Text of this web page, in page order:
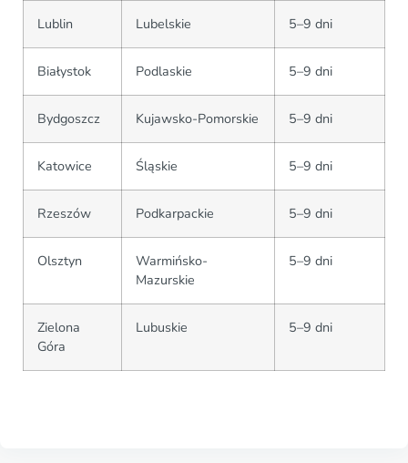
Lublin Lubelskie 5–9 dni
Białystok Podlaskie 5–9 dni
Bydgoszcz Kujawsko-Pomorskie 5–9 dni
Katowice Śląskie 5–9 dni
Rzeszów Podkarpackie 5–9 dni
Olsztyn
Warmińsko-
Mazurskie
5–9 dni
Zielona
Góra
Lubuskie 5–9 dni